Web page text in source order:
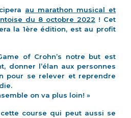
au marathon musical et
du 8 octobre 2022 ! Cet
la 1ère édition, est au profit
of Crohn’s notre but est
donner l’élan aux personnes
pour se relever et reprendre
on va plus loin! »
course qui peut aussi se